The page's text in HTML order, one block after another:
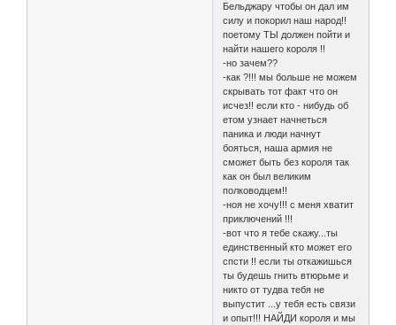
Бельджару чтобы он дал им
силу и покорил наш народ!!
поетому ТЫ должен пойти и
найти нашего короля !!
-но зачем??
-как ?!!! мы больше не можем
скрывать тот факт что он
исчез!! если кто - нибудь об
етом узнает начнеться
паника и люди начнут
бояться, наша армия не
сможет быть без короля так
как он был великим
полководцем!!
-ноя не хочу!!! с меня хватит
приключений !!!
-вот что я тебе скажу...ты
единственный кто может его
спсти !! если ты откажишься
ты будешь гнить втюрьме и
никто от тудва тебя не
выпустит ...у тебя есть связи
и опыт!!! НАЙДИ короля и мы